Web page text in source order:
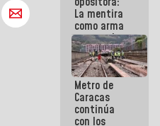
La mentira
como arma
contra el
Pueblo
Metro de
Caracas
continúa
con los